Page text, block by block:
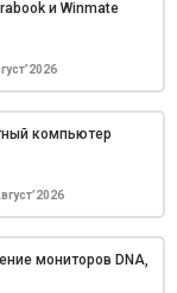
и Winmate
компьютер
мониторов DNA,